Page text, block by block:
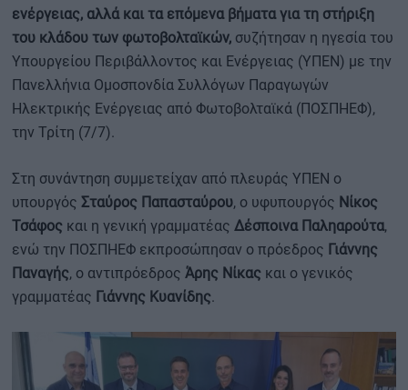
ενέργειας, αλλά και τα επόμενα βήματα για τη στήριξη
του κλάδου των φωτοβολταϊκών, συζήτησαν η ηγεσία του
Υπουργείου Περιβάλλοντος και Ενέργειας (ΥΠΕΝ) με την
Πανελλήνια Ομοσπονδία Συλλόγων Παραγωγών
Ηλεκτρικής Ενέργειας από Φωτοβολταϊκά (ΠΟΣΠΗΕΦ),
την Τρίτη (7/7).
Στη συνάντηση συμμετείχαν από πλευράς ΥΠΕΝ ο
υπουργός Σταύρος Παπασταύρου, ο υφυπουργός Νίκος
Τσάφος και η γενική γραμματέας Δέσποινα Παληαρούτα,
ενώ την ΠΟΣΠΗΕΦ εκπροσώπησαν ο πρόεδρος Γιάννης
Παναγής, ο αντιπρόεδρος Άρης Νίκας και ο γενικός
γραμματέας Γιάννης Κυανίδης.